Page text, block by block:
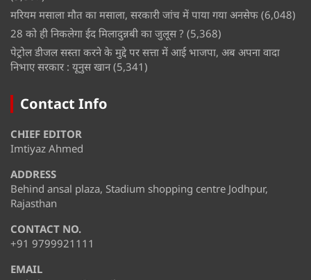
मरियम मसाला मौत का मसाला, सरकारी जांच में पाया गया अनसेफ (6,048)
28 को ही निकलेगा ईद मिलादुन्नबी का जुलूस ? (5,368)
पेट्रोल डीजल सस्ता करने के मुद्दे पर सत्ता में आई भाजपा, अब अपना वादा
निभाए सरकार : यूनुस खान (5,341)
Contact Info
CHIEF EDITOR
Imtiyaz Ahmed
ADDRESS
Behind ansal plaza, Stadium shopping centre Jodhpur,
Rajasthan
CONTACT NO.
+91 9799921111
EMAIL